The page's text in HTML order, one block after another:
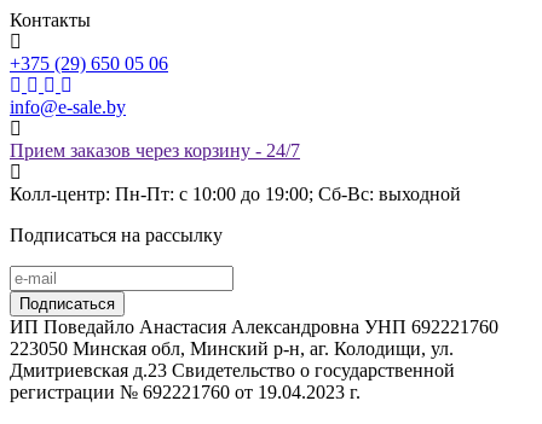
Контакты
+375 (29) 650 05 06
info@e-sale.by
Прием заказов через корзину - 24/7
Колл-центр: Пн-Пт: с 10:00 до 19:00; Сб-Вс: выходной
Подписаться на рассылку
ИП Поведайло Анастасия Александровна УНП 692221760
223050 Минская обл, Минский р-н, аг. Колодищи, ул.
Дмитриевская д.23 Свидетельство о государственной
регистрации № 692221760 от 19.04.2023 г.